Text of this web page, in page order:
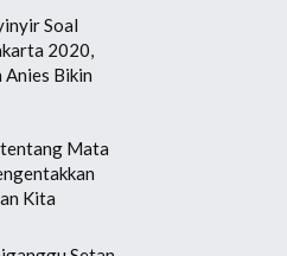
Soal
2020,
Anies Bikin
Mata
Kita